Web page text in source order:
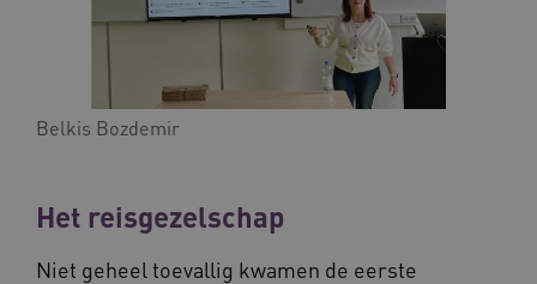
Belkis Bozdemir
Het reisgezelschap
Niet geheel toevallig kwamen de eerste
worden altijd geplaatst en maken geen inbreuk
op uw privacy.
Provider/ Domein
UMB_SESSION
www.waardigheidentrots.nl
BCSessionID